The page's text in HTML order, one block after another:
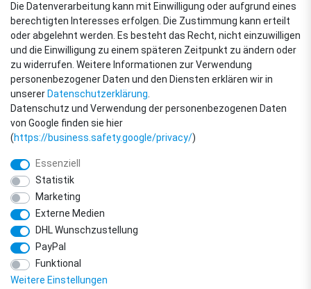
ZAHLUNGSARTEN
© Copyright 2018 - 2026 filter-direkt. Alle Rechte vorbehalten. / *Alle Preise
verstehen sich inkl. MwSt. und zzgl. Versandkosten.
Die Datenverarbeitung kann mit Einwilligung oder aufgrund eines
berechtigten Interesses erfolgen. Die Zustimmung kann erteilt
oder abgelehnt werden. Es besteht das Recht, nicht einzuwilligen
und die Einwilligung zu einem späteren Zeitpunkt zu ändern oder
zu widerrufen. Weitere Informationen zur Verwendung
personenbezogener Daten und den Diensten erklären wir in
unserer Daten­schutz­erklärung
Datenschutz und Verwendung der personenbezogenen Daten
von Google finden sie hier
(https://business.safety.google/privacy/)
Essenziell
Statistik
Marketing
Externe Medien
DHL Wunschzustellung
PayPal
Funktional
Weitere Einstellungen